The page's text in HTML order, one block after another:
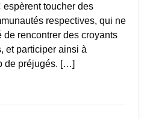
espèrent toucher des
respectives, qui ne
rencontrer des croyants
et participer ainsi à
de préjugés. […]